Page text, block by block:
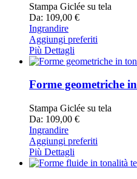
Stampa Giclée su tela
Da: 109,00 €
Ingrandire
Aggiungi preferiti
Più Dettagli
Forme geometriche
Stampa Giclée su tela
Da: 109,00 €
Ingrandire
Aggiungi preferiti
Più Dettagli